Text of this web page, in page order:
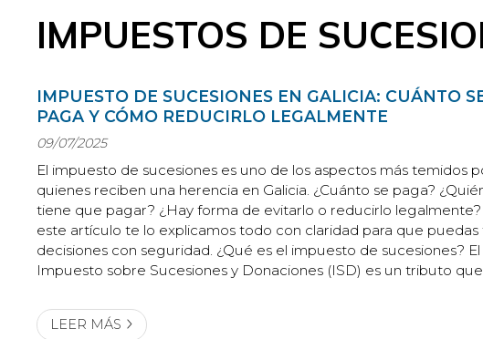
IMPUESTOS DE
IMPUESTO DE SUCESIONES EN GALICIA: CUÁNTO
PAGA Y CÓMO REDUCIRLO LEGALMENTE
09/07/2025
El impuesto de sucesiones es uno de los aspectos más temidos
quienes reciben una herencia en Galicia. ¿Cuánto se paga?
tiene que pagar? ¿Hay forma de evitarlo o reducirlo legalmente?
este artículo te lo explicamos todo con claridad para que puedas
decisiones con seguridad. ¿Qué es el impuesto de sucesiones? El
Impuesto sobre Sucesiones y Donaciones (ISD) es un tributo que
gestionado por las comunidades autónomas...
LEER MÁS